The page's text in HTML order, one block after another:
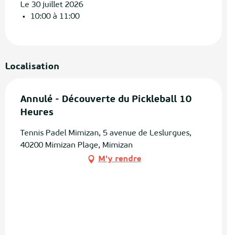
Le 30 juillet 2026
10:00 à 11:00
Localisation
Annulé - Découverte du Pickleball 10
Heures
Tennis Padel Mimizan, 5 avenue de Leslurgues,
40200 Mimizan Plage, Mimizan
M'y rendre